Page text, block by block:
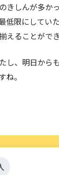
きしんが多か
低限にしてい
えることがで
し、明日から
ね。